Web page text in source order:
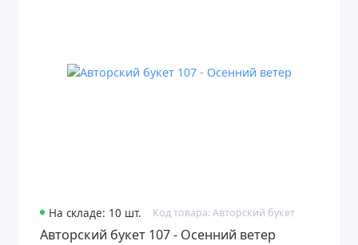
На складе: 10 шт. Код товара: Авторский букет
Авторский букет 107 - Осенний ветер